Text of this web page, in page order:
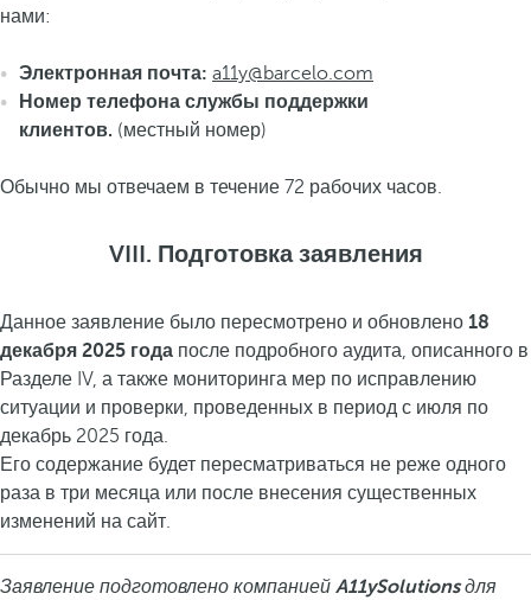
нами:
Электронная почта: a11y@barcelo.com
Номер телефона службы поддержки
клиентов. (местный номер)
Обычно мы отвечаем в течение 72 рабочих часов.
VIII. Подготовка заявления
Данное заявление было пересмотрено и обновлено 18
декабря 2025 года после подробного аудита, описанного в
Разделе IV, а также мониторинга мер по исправлению
ситуации и проверки, проведенных в период с июля по
декабрь 2025 года.
Его содержание будет пересматриваться не реже одного
раза в три месяца или после внесения существенных
изменений на сайт.
Заявление подготовлено компанией A11ySolutionsдля